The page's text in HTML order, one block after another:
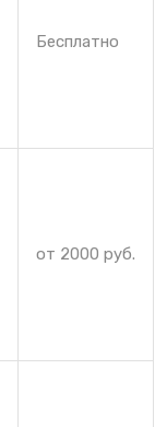
Бесплатно
от 2000 руб.